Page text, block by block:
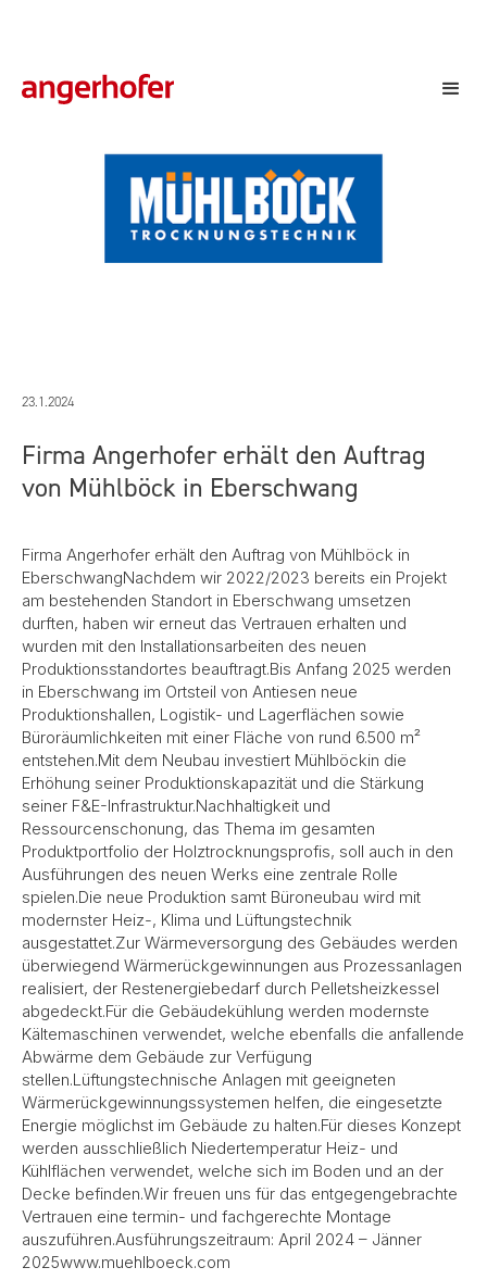
23.1.2024
Firma Angerhofer erhält den Auftrag
von Mühlböck in Eberschwang
Firma Angerhofer erhält den Auftrag von Mühlböck in
EberschwangNachdem wir 2022/2023 bereits ein Projekt
am bestehenden Standort in Eberschwang umsetzen
durften, haben wir erneut das Vertrauen erhalten und
wurden mit den Installationsarbeiten des neuen
Produktionsstandortes beauftragt.Bis Anfang 2025 werden
in Eberschwang im Ortsteil von Antiesen neue
Produktionshallen, Logistik- und Lagerflächen sowie
Büroräumlichkeiten mit einer Fläche von rund 6.500 m²
entstehen.Mit dem Neubau investiert Mühlböckin die
Erhöhung seiner Produktionskapazität und die Stärkung
seiner F&E-Infrastruktur.Nachhaltigkeit und
Ressourcenschonung, das Thema im gesamten
Produktportfolio der Holztrocknungsprofis, soll auch in den
Ausführungen des neuen Werks eine zentrale Rolle
spielen.Die neue Produktion samt Büroneubau wird mit
modernster Heiz-, Klima und Lüftungstechnik
ausgestattet.Zur Wärmeversorgung des Gebäudes werden
überwiegend Wärmerückgewinnungen aus Prozessanlagen
realisiert, der Restenergiebedarf durch Pelletsheizkessel
abgedeckt.Für die Gebäudekühlung werden modernste
Kältemaschinen verwendet, welche ebenfalls die anfallende
Abwärme dem Gebäude zur Verfügung
stellen.Lüftungstechnische Anlagen mit geeigneten
Wärmerückgewinnungssystemen helfen, die eingesetzte
Energie möglichst im Gebäude zu halten.Für dieses Konzept
werden ausschließlich Niedertemperatur Heiz- und
Kühlflächen verwendet, welche sich im Boden und an der
Decke befinden.Wir freuen uns für das entgegengebrachte
Vertrauen eine termin- und fachgerechte Montage
auszuführen.Ausführungszeitraum: April 2024 – Jänner
2025www.muehlboeck.com